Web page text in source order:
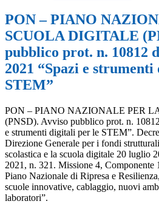
PON – PIANO
SCUOLA DIGITALE
pubblico prot. n. 10812
2021 “Spazi e
STEM”
PON – PIANO NAZIONALE PER
(PNSD). Avviso pubblico prot. n.
e strumenti digitali per le STEM”.
Direzione Generale per i fondi
scolastica e la scuola digitale 20 luglio
2021, n. 321. Missione 4, Componente
Piano Nazionale di Ripresa e
scuole innovative, cablaggio, nuovi
laboratori”.